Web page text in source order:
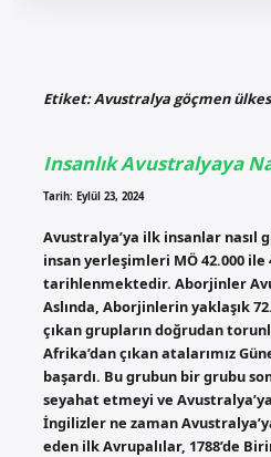
Etiket:Avustralya göçmen
Insanlık Avustralyaya
Tarih: Eylül 23, 2024
Avustralya’ya ilk insanlar nasıl
insan yerleşimleri MÖ 42.000 ile
tarihlenmektedir. Aborjinler
Aslında, Aborjinlerin yaklaşık
çıkan grupların doğrudan
Afrika’dan çıkan atalarımız
başardı. Bu grubun bir grubu
seyahat etmeyi ve
İngilizler ne zaman
eden ilk Avrupalılar, 1788’de